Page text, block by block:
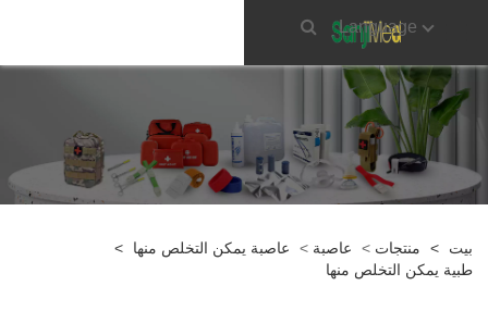
Language
بيت > منتجات > عاصبة > عاصبة يمكن التخلص منها
>
طبية يمكن التخلص منها